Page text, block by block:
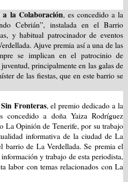
a la Colaboración, es concedido a la
Cebrián”, instalada en el Barrio
y habitual patrocinador de eventos
Ajuvepremia así a una de las
se implican en el patrocinio de
principalmente en las galas de
de las fiestas, que en este barrio se
Fronteras, el premio dedicado a la
concedido a doña Yaiza Rodríguez
La Opinión de Tenerife, por su trabajo
informativa de la ciudad de La
barrio de La Verdellada. Se premia el
y trabajo de esta periodista,
labor con temas relacionados con La